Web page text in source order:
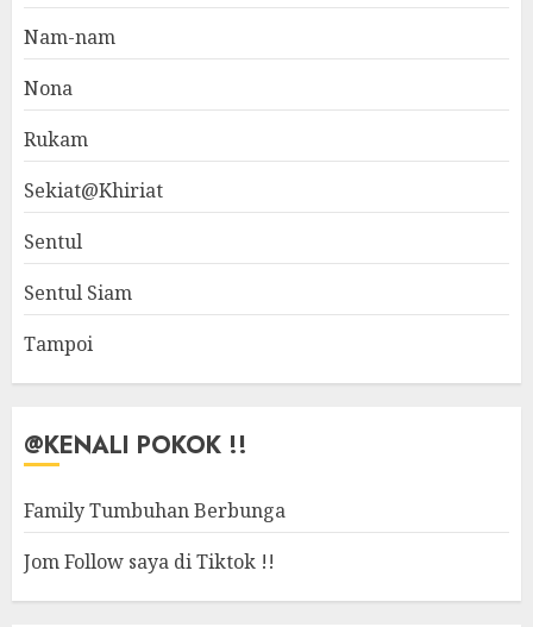
Nam-nam
Nona
Rukam
Sekiat@Khiriat
Sentul
Sentul Siam
Tampoi
@KENALI POKOK !!
Family Tumbuhan Berbunga
Jom Follow saya di Tiktok !!